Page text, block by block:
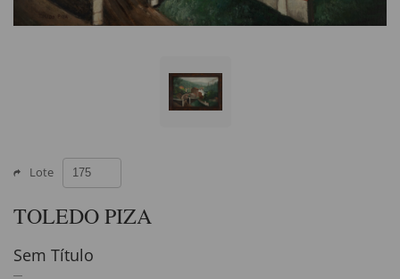
Lote
TOLEDO PIZA
Sem Título